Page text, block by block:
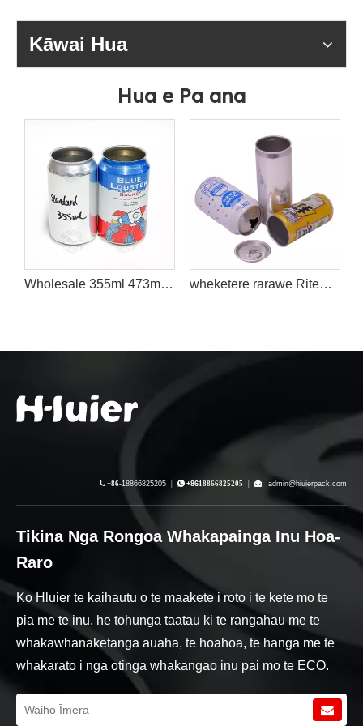
Kāwai Hua
Hua e Pa ana
Wholesale 355ml 473ml 500ml Paerewa Putea Konumohe Cans me te 202 # Lids Factory wheketere rarawe Ritenga 185ml 200ml 250ml angiangi Putea Putea Taa konumohe Packaging Hora Cola Energy Inu Kawhe Ka taea e te Kaiwhakarato
 +86-18866825205  +8618866825205  admin@hiuierpack.com
Tikina Nga Rongoa Whakapainga Inu Hoa-
Raro
Ko Hluier te kaihautu o te maakete i roto i te kete mo te
pia me te inu, he tohunga taatau ki te rangahau me te
whakawhanaketanga auaha, te hoahoa, te hanga me te
whakarato i nga otinga whakangao inu pai mo te ECO.